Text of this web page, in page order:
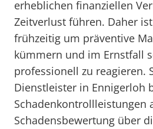
erheblichen finanziellen
Zeitverlust führen. Daher
frühzeitig um präventive
kümmern und im Ernstfall
professionell zu reagieren.
Dienstleister in Ennigerloh
Schadenkontrollleistungen
Schadensbewertung über